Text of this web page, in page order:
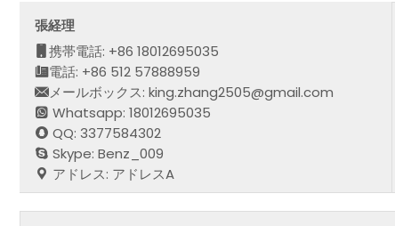
張経理
携帯電話: +86 18012695035
電話: +86 512 57888959
メールボックス: king.zhang2505@gmail.com
Whatsapp: 18012695035
QQ: 3377584302
Skype: Benz_009
アドレス: アドレスA